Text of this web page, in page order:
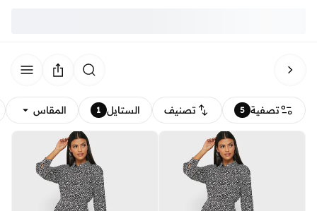
تصفية 5 تصنيف الستايل 1 المقاس